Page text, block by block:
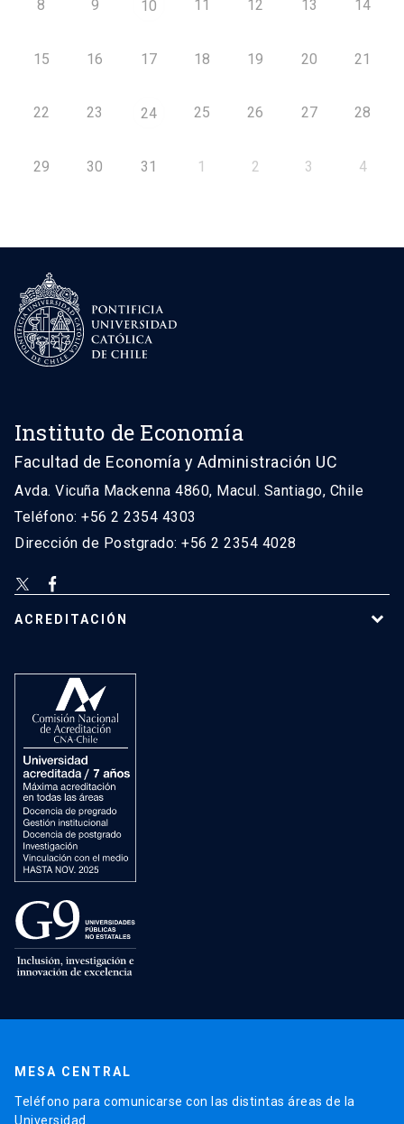
8 9 10 11 12 13 14
15 16 17 18 19 20 21
22 23 24 25 26 27 28
29 30 31 1 2 3 4
Instituto de Economía
Facultad de Economía y Administración UC
Avda. Vicuña Mackenna 4860, Macul. Santiago, Chile
Teléfono: +56 2 2354 4303
Dirección de Postgrado: +56 2 2354 4028
ACREDITACIÓN
MESA CENTRAL
Teléfono para comunicarse con las distintas áreas de la
Universidad.